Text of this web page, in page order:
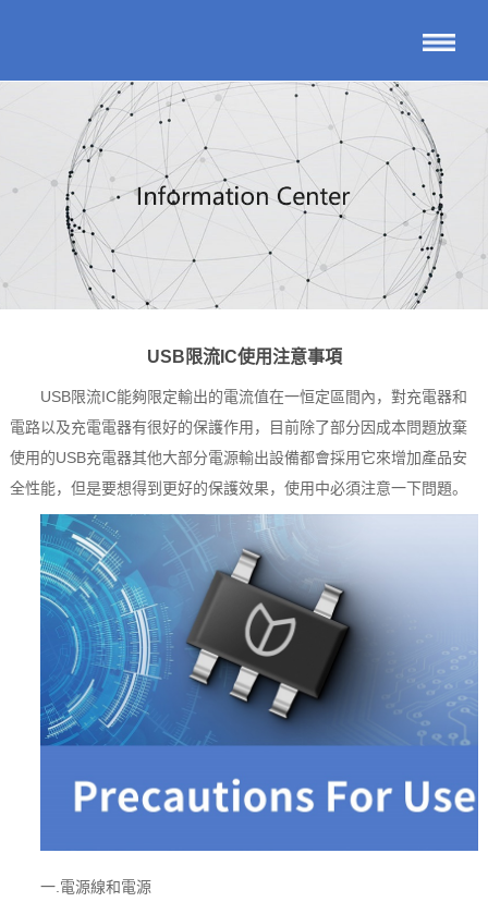
USB限流IC使用注意事項
USB限流IC‍能夠限定輸出的電流值在一恒定區間內，對充電器和
電路以及充電電器有很好的保護作用，目前除了部分因成本問題放棄
使用的USB充電器其他大部分電源輸出設備都會採用它來增加產品安
全性能，但是要想得到更好的保護效果，使用中必須注意一下問題。
一.電源線和電源